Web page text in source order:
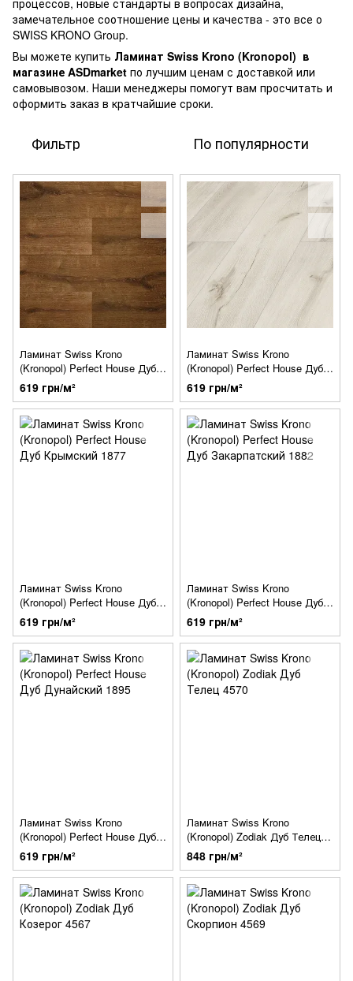
процессов, новые стандарты в вопросах дизайна,
замечательное соотношение цены и качества - это все о
SWISS KRONO Group.
Вы можете купить Ламинат Swiss Krono (Kronopol) в
магазине ASDmarket по лучшим ценам с доставкой или
самовывозом. Наши менеджеры помогут вам просчитать и
оформить заказ в кратчайшие сроки.
Фильтр По популярности
Ламинат Swiss Krono
(Kronopol) Perfect House Дуб
Черноморский 1876
619 грн/м²
Ламинат Swiss Krono
(Kronopol) Perfect House Дуб
Шацкий 4926
619 грн/м²
Ламинат Swiss Krono
(Kronopol) Perfect House Дуб
Крымский 1877
619 грн/м²
Ламинат Swiss Krono
(Kronopol) Perfect House Дуб
Закарпатский 1882
619 грн/м²
Ламинат Swiss Krono
(Kronopol) Perfect House Дуб
Дунайский 1895
619 грн/м²
Ламинат Swiss Krono
(Kronopol) Zodiak Дуб Телец
4570
848 грн/м²